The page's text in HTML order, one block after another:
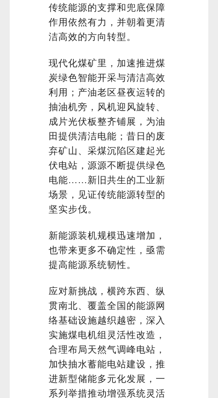
传统能源的支撑和兜底保障
作用依然有力，并朝着更清
洁高效的方向转型。
现代化煤矿里，加速推进煤
炭绿色智能开采与清洁高效
利用；产油老区昼夜运转的
抽油机旁，风机迎风旋转、
成片光伏板整齐铺展，为油
田提供清洁电能；昔日的废
弃矿山、采煤沉陷区建起光
伏电站，源源不断提供绿色
电能……新旧共生的工业新
场景，见证传统能源转型的
坚实步伐。
新能源装机规模迅速增加，
也带来更多不确定性，亟需
提高能源系统韧性。
应对新挑战，横跨东西、纵
贯南北、覆盖全国的能源网
络基础设施越织越密，深入
实施煤电机组灵活性改造，
合理布局天然气调峰电站，
加快抽水蓄能电站建设，推
进新型储能多元化发展，一
系列举措推动增强系统灵活